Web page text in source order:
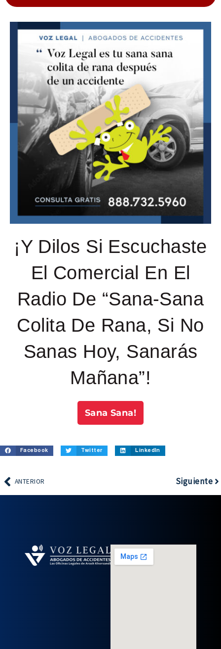
¡Y Dilos Si Escuchaste
El Comercial En El
Radio De “Sana-Sana
Colita De Rana, Si No
Sanas Hoy, Sanarás
Mañana”!
Sana Sana!
Facebook Twitter LinkedIn
ANTERIOR Siguiente